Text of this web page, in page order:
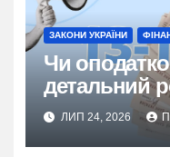
ЗАКОНИ УКРАЇНИ
Чи
детальний
року
ЛИП 24, 2026